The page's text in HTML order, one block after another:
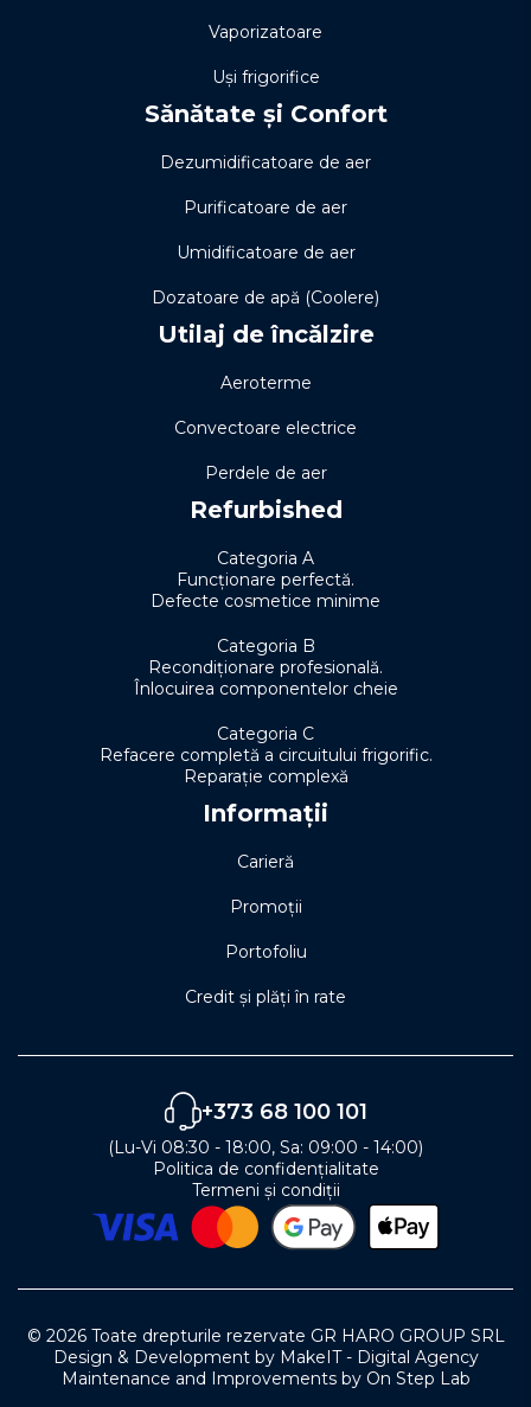
Vaporizatoare
Uși frigorifice
Sănătate și Confort
Dezumidificatoare de aer
Purificatoare de aer
Umidificatoare de aer
Dozatoare de apă (Coolere)
Utilaj de încălzire
Aeroterme
Convectoare electrice
Perdele de aer
Refurbished
Categoria A
Funcționare perfectă.
Defecte cosmetice minime
Categoria B
Recondiționare profesională.
Înlocuirea componentelor cheie
Categoria C
Refacere completă a circuitului frigorific.
Reparație complexă
Informații
Carieră
Promoții
Portofoliu
Credit și plăți în rate
+373 68 100 101
(Lu-Vi 08:30 - 18:00, Sa: 09:00 - 14:00)
Politica de confidențialitate
Termeni și condiții
© 2026 Toate drepturile rezervate GR HARO GROUP SRL
Design & Development by MakeIT - Digital Agency
Maintenance and Improvements by On Step Lab